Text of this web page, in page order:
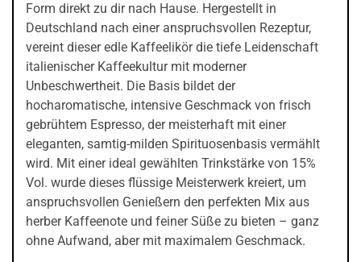
Form direkt zu dir nach Hause. Hergestellt in
Deutschland nach einer anspruchsvollen Rezeptur,
vereint dieser edle Kaffeelikör die tiefe Leidenschaft
italienischer Kaffeekultur mit moderner
Unbeschwertheit. Die Basis bildet der
hocharomatische, intensive Geschmack von frisch
gebrühtem Espresso, der meisterhaft mit einer
eleganten, samtig-milden Spirituosenbasis vermählt
wird. Mit einer ideal gewählten Trinkstärke von 15%
Vol. wurde dieses flüssige Meisterwerk kreiert, um
anspruchsvollen Genießern den perfekten Mix aus
herber Kaffeenote und feiner Süße zu bieten – ganz
ohne Aufwand, aber mit maximalem Geschmack.